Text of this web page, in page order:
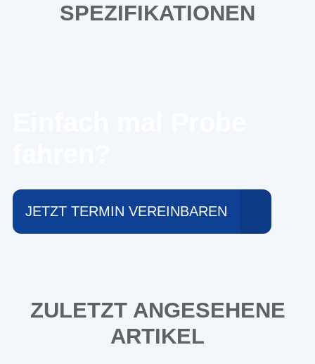
SPEZIFIKATIONEN
JETZT TERMIN VEREINBAREN
ZULETZT ANGESEHENE
ARTIKEL